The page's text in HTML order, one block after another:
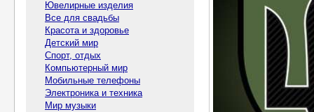
Ювелирные изделия
Все для свадьбы
Красота и здоровье
Детский мир
Спорт, отдых
Компьютерный мир
Мобильные телефоны
Электроника и техника
Мир музыки